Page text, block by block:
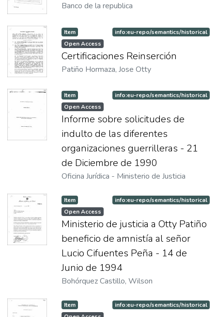
Banco de la republica
Item
Open Access
info:eu-repo/semantics/historical
Certificaciones Reinserción
Patiño Hormaza, Jose Otty
Item
Open Access
info:eu-repo/semantics/historical
Informe sobre solicitudes de
indulto de las diferentes
organizaciones guerrilleras - 21
de Diciembre de 1990
Oficina Jurídica - Ministerio de Justicia
Item
Open Access
info:eu-repo/semantics/historical
Ministerio de justicia a Otty Patiño
beneficio de amnistía al señor
Lucio Cifuentes Peña - 14 de
Junio de 1994
Bohórquez Castillo, Wilson
Item
info:eu-repo/semantics/historical